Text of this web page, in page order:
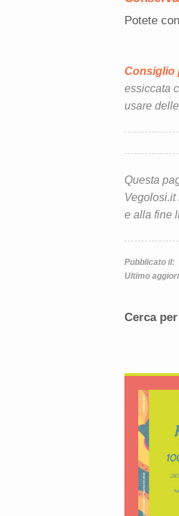
Potete
Consiglio
essiccata
usare
Questa
e alla fine
Pubblicato il:
Ultimo
Cerca